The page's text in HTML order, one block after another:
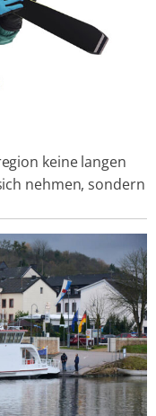
keine langen
nehmen, sondern